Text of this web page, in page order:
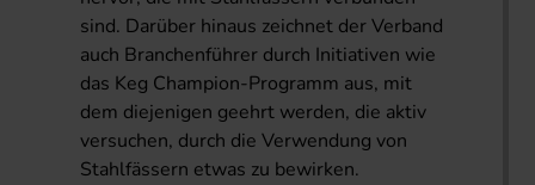
sind. Darüber hinaus zeichnet der Verband
auch Branchenführer durch Initiativen wie
das Keg Champion-Programm aus, mit
dem diejenigen geehrt werden, die aktiv
versuchen, durch die Verwendung von
Stahlfässern etwas zu bewirken.